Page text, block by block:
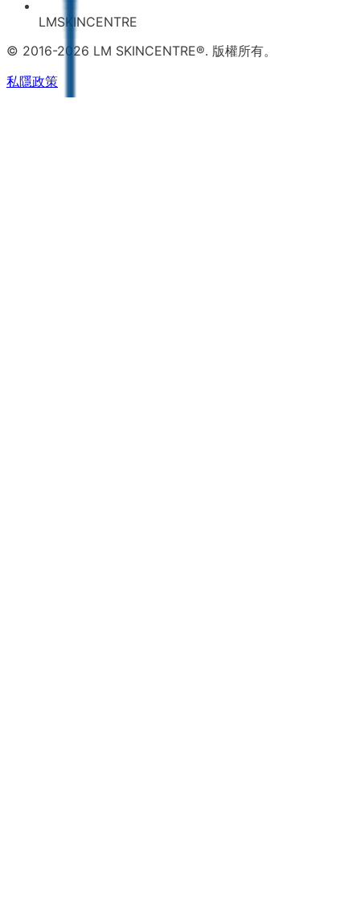
LMSKINCENTRE
© 2016-2026 LM SKINCENTRE®. 版權所有。
私隱政策